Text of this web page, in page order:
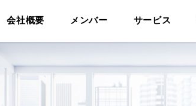
会社概要 メンバー サービス